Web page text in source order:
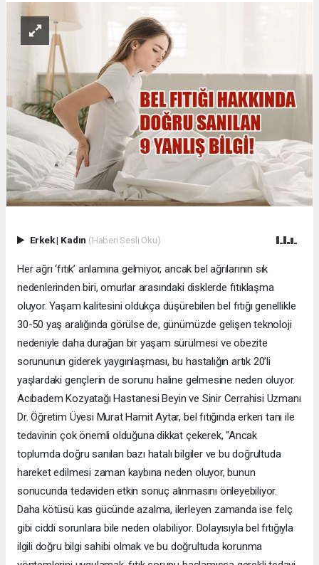
Erkek| Kadın (Haberi Sesli Oku)
Her ağrı ‘fıtık’ anlamına gelmiyor, ancak bel ağrılarının sık
nedenlerinden biri, omurlar arasındaki disklerde fıtıklaşma
oluyor. Yaşam kalitesini oldukça düşürebilen bel fıtığı genellikle
30-50 yaş aralığında görülse de, günümüzde gelişen teknoloji
nedeniyle daha durağan bir yaşam sürülmesi ve obezite
sorununun giderek yaygınlaşması, bu hastalığın artık 20’li
yaşlardaki gençlerin de sorunu haline gelmesine neden oluyor.
Acıbadem Kozyatağı Hastanesi Beyin ve Sinir Cerrahisi Uzmanı
Dr. Öğretim Üyesi Murat Hamit Aytar, bel fıtığında erken tanı ile
tedavinin çok önemli olduğuna dikkat çekerek, “Ancak
toplumda doğru sanılan bazı hatalı bilgiler ve bu doğrultuda
hareket edilmesi zaman kaybına neden oluyor, bunun
sonucunda tedaviden etkin sonuç alınmasını önleyebiliyor.
Daha kötüsü kas gücünde azalma, ilerleyen zamanda ise felç
gibi ciddi sorunlara bile neden olabiliyor. Dolayısıyla bel fıtığıyla
ilgili doğru bilgi sahibi olmak ve bu doğrultuda korunma